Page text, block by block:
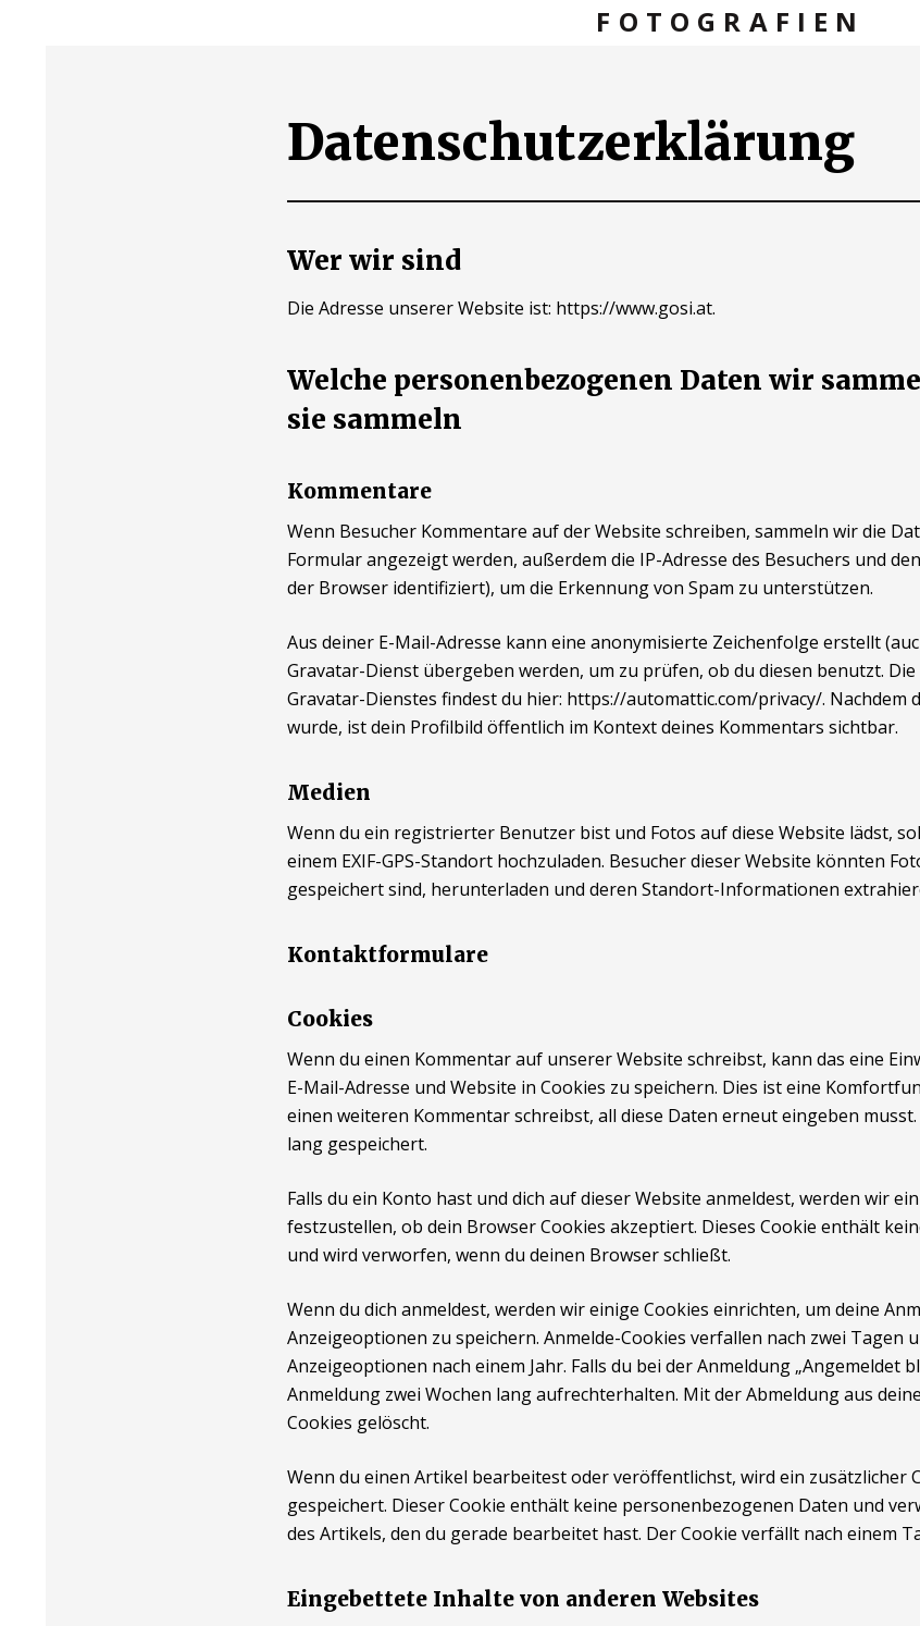
FOTOGRAFIEN
Datenschutzerklärung
Wer wir sind
Die Adresse unserer Website ist: https://www.gosi.at.
Welche personenbezogenen Daten wir
sie sammeln
Kommentare
Wenn Besucher Kommentare auf der Website schreiben, sammeln wir die
Formular angezeigt werden, außerdem die IP-Adresse des Besuchers und
der Browser identifiziert), um die Erkennung von Spam zu unterstützen.
Aus deiner E-Mail-Adresse kann eine anonymisierte Zeichenfolge erstellt
Gravatar-Dienst übergeben werden, um zu prüfen, ob du diesen benutzt.
Gravatar-Dienstes findest du hier: https://automattic.com/privacy/. Nachdem
wurde, ist dein Profilbild öffentlich im Kontext deines Kommentars sichtbar.
Medien
Wenn du ein registrierter Benutzer bist und Fotos auf diese Website lädst,
einem EXIF-GPS-Standort hochzuladen. Besucher dieser Website könnten
gespeichert sind, herunterladen und deren Standort-Informationen
Kontaktformulare
Cookies
Wenn du einen Kommentar auf unserer Website schreibst, kann das eine
E-Mail-Adresse und Website in Cookies zu speichern. Dies ist eine
einen weiteren Kommentar schreibst, all diese Daten erneut eingeben
lang gespeichert.
Falls du ein Konto hast und dich auf dieser Website anmeldest, werden wir
festzustellen, ob dein Browser Cookies akzeptiert. Dieses Cookie enthält
und wird verworfen, wenn du deinen Browser schließt.
Wenn du dich anmeldest, werden wir einige Cookies einrichten, um deine
Anzeigeoptionen zu speichern. Anmelde-Cookies verfallen nach zwei Tagen
Anzeigeoptionen nach einem Jahr. Falls du bei der Anmeldung „Angemeldet
Anmeldung zwei Wochen lang aufrechterhalten. Mit der Abmeldung aus
Cookies gelöscht.
Wenn du einen Artikel bearbeitest oder veröffentlichst, wird ein zusätzlicher
gespeichert. Dieser Cookie enthält keine personenbezogenen Daten und
des Artikels, den du gerade bearbeitet hast. Der Cookie verfällt nach einem
Eingebettete Inhalte von anderen Websites